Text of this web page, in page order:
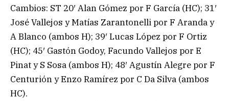
Cambios: ST 20′ Alan Gómez por F García (HC); 31′
José Vallejos y Matías Zarantonelli por F Aranda y
A Blanco (ambos H); 39′ Lucas López por F Ortiz
(HC); 45′ Gastón Godoy, Facundo Vallejos por E
Pinat y S Sosa (ambos H); 48′ Agustín Alegre por F
Centurión y Enzo Ramírez por C Da Silva (ambos
HC).